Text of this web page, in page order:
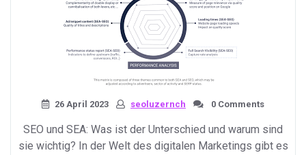
26 April 2023 seoluzernch 0 Comments
SEO und SEA: Was ist der Unterschied und warum sind
sie wichtig? In der Welt des digitalen Marketings gibt es